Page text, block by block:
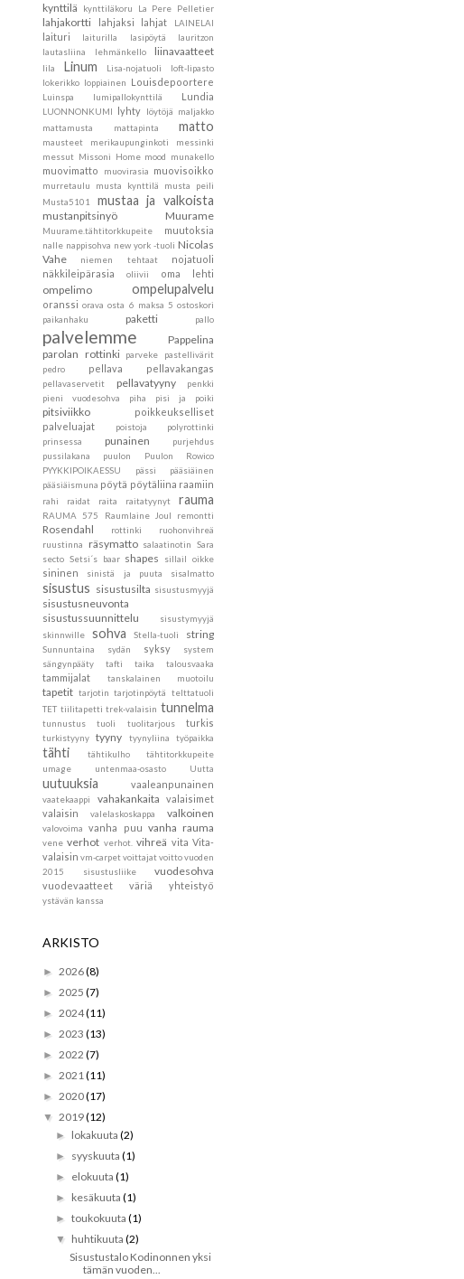
kynttilä kynttiläkoru La Pere Pelletier
lahjakortti lahjaksi lahjat LAINELAI
laituri laiturilla lasipöytä
lauritzon
lautasliina
lehmänkello liinavaatteet
lila Linum Lisa-nojatuoli
loft-lipasto
lokerikko loppiainen Louisdepoortere
Luinspa lumipallokynttilä Lundia
LUONNONKUMI lyhty löytöjä
maljakko
mattamusta
mattapinta matto
mausteet merikaupunginkoti
messinki
messut Missoni Home mood munakello
muovimatto muovirasia muovisoikko
murretaulu musta kynttilä
musta peili
Musta5101
mustaa ja valkoista
mustanpitsinyö Muurame
Muurame.tähtitorkkupeite muutoksia
nalle nappisohva new york -tuoli Nicolas
Vahe
niemen tehtaat
nojatuoli
näkkileipärasia
oliivii oma lehti
ompelimo ompelupalvelu
oranssi orava osta 6 maksa 5 ostoskori
paikanhaku
paketti pallo
palvelemme
Pappelina
parolan rottinki
parveke
pastellivärit
pedro
pellava pellavakangas
pellavaservetit pellavatyyny
penkki
pieni vuodesohva
piha pisi ja poiki
pitsiviikko
poikkeukselliset
palveluajat
poistoja
polyrottinki
prinsessa
punainen
purjehdus
pussilakana
puulon
Puulon Rowico
PYYKKIPOIKAESSU
pässi
pääsiäinen
pääsiäismuna pöytä pöytäliina raamiin
rahi raidat raita raitatyynyt rauma
RAUMA 575 Raumlaine Joul remontti
Rosendahl rottinki
ruohonvihreä
ruustinna
räsymatto salaatinotin
Sara
secto Setsi´s baar shapes sillail oikke
sininen sinistä ja puuta sisalmatto
sisustus sisustusilta sisustusmyyjä
sisustusneuvonta
sisustussuunnittelu
sisustymyyjä
skinnwille
sohva Stella-tuoli string
Sunnuntaina sydän syksy
system
sängynpääty
tafti taika talousvaaka
tammijalat tanskalainen muotoilu
tapetit tarjotin tarjotinpöytä
telttatuoli
TET tiilitapetti trek-valaisin tunnelma
tunnustus tuoli tuolitarjous turkis
turkistyyny tyyny tyynyliina työpaikka
tähti tähtikulho
tähtitorkkupeite
umage
untenmaa-osasto Uutta
uutuuksia vaaleanpunainen
vaatekaappi vahakankaita
valaisimet
valaisin
valelaskoskappa valkoinen
valovoima vanha puu vanha rauma
vene verhot verhot. vihreä vita Vita-
valaisin vm-carpetvoittajatvoittovuoden
2015 sisustusliike
vuodesohva
vuodevaatteet väriä yhteistyö
ystävän kanssa
ARKISTO
► 2026(8)
► 2025 (7)
► 2024(11)
► 2023 (13)
► 2022 (7)
► 2021(11)
► 2020(17)
▼ 2019(12)
► lokakuuta(2)
► syyskuuta(1)
► elokuuta(1)
► kesäkuuta(1)
►toukokuuta(1)
▼ huhtikuuta(2)
Sisustustalo Kodinonnen yksi
tämän vuoden...